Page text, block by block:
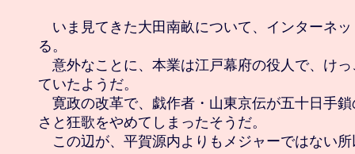
いま見てきた大田南畝について、インターネ
る。
意外なことに、本業は江戸幕府の役人で、け
ていたようだ。
寛政の改革で、戯作者・山東京伝が五十日手
さと狂歌をやめてしまったそうだ。
この辺が、平賀源内よりもメジャーではない所